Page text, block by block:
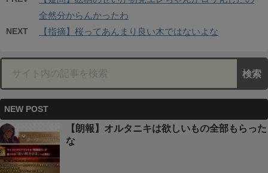
全然分からんかったわ
NEXT 【指摘】桜ってあんまり良い木ではないよな
NEW POST
【朗報】オルタニキは欲しいもの全部もらった
な